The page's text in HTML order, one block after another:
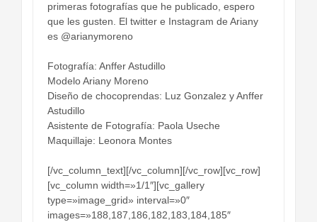
primeras fotografías que he publicado, espero
que les gusten. El twitter e Instagram de Ariany
es @arianymoreno
Fotografía: Anffer Astudillo
Modelo Ariany Moreno
Diseño de chocoprendas: Luz Gonzalez y Anffer
Astudillo
Asistente de Fotografía: Paola Useche
Maquillaje: Leonora Montes
[/vc_column_text][/vc_column][/vc_row][vc_row]
[vc_column width=»1/1″][vc_gallery
type=»image_grid» interval=»0″
images=»188,187,186,182,183,184,185″